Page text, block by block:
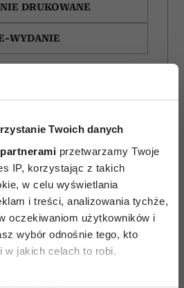
Twoich danych
przetwarzamy Twoje
IP, korzystając z takich
w celu wyświetlania
i treści, analizowania tychże,
oczekiwaniom użytkowników i
wybór odnośnie tego, kto
w jakich celach to robi.
chcielibyśmy również:
DRUKOWANE
WYDANIE